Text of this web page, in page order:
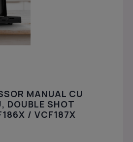
MANUAL CU
DOUBLE SHOT
/ VCF187X